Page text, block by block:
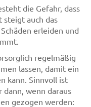
die Gefahr, dass
steigt auch das
erleiden und
regelmäßig
lassen, damit ein
kann. Sinnvoll ist
dann, wenn daraus
gezogen werden: